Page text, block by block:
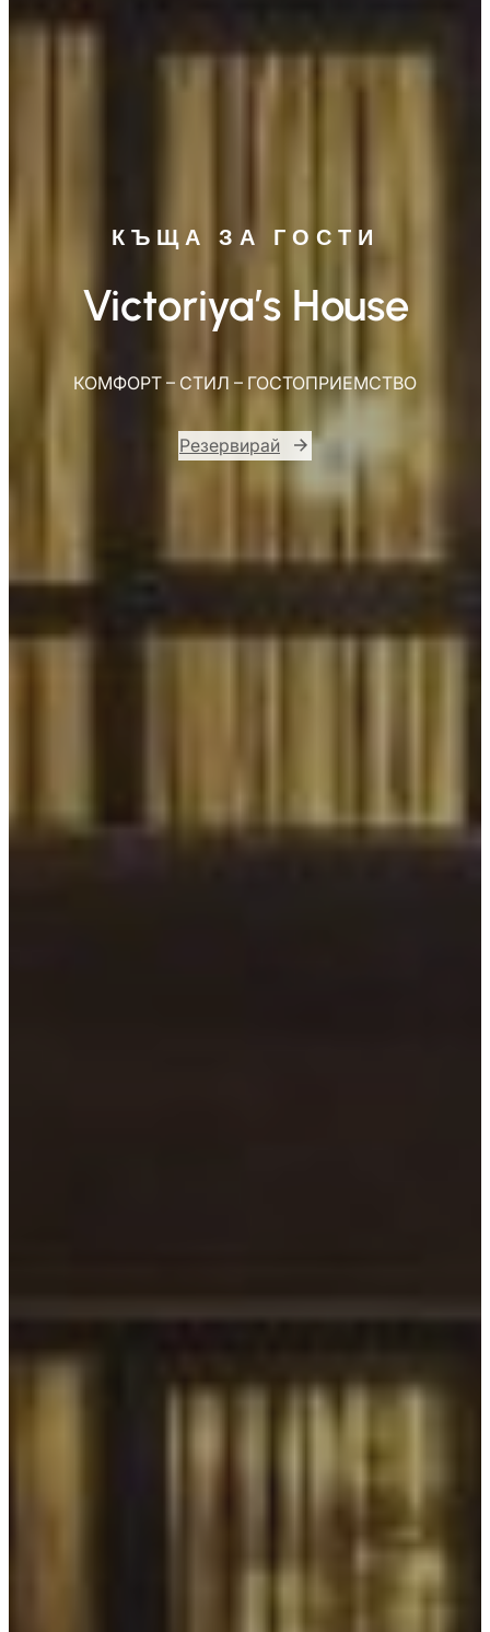
КЪЩА ЗА ГОСТИ
Victoriya’s House
КОМФОРТ – СТИЛ – ГОСТОПРИЕМСТВО
Резервирай